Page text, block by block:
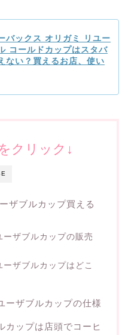
バックス オリガミ リユー
コールドカップはスタバ
ない？買えるお店、使い
クリック↓
ザブルカップ買える
ーザブルカップの販売
ザブルカップはどこ
ザブルカップの仕様
ップは店頭でコーヒ